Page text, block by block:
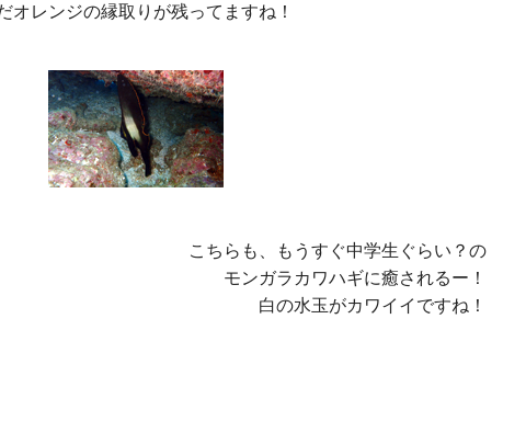
オレンジの縁取りが残ってますね！
こちらも、もうすぐ中学生ぐらい？の
モンガラカワハギに癒されるー！
白の水玉がカワイイですね！